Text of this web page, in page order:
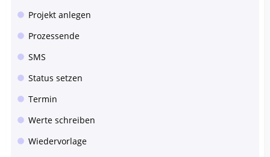
Projekt anlegen
Prozessende
SMS
Status setzen
Termin
Werte schreiben
Wiedervorlage